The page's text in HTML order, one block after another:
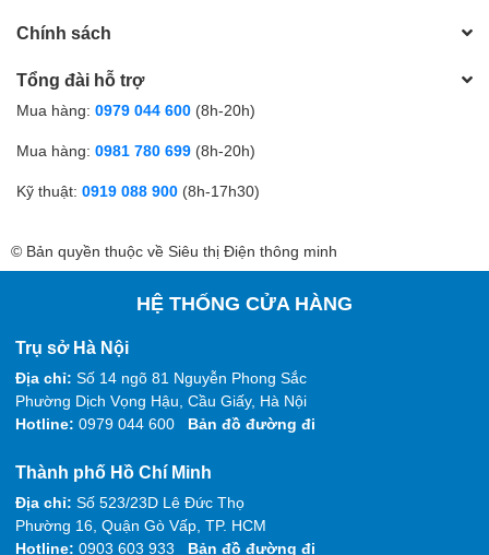
Chính sách
Tổng đài hỗ trợ
Mua hàng: 0979 044 600 (8h-20h)
Mua hàng: 0981 780 699 (8h-20h)
Kỹ thuật: 0919 088 900 (8h-17h30)
© Bản quyền thuộc về Siêu thị Điện thông minh
HỆ THỐNG CỬA HÀNG
Trụ sở Hà Nội
Địa chỉ: Số 14 ngõ 81 Nguyễn Phong Sắc
Phường Dịch Vọng Hậu, Cầu Giấy, Hà Nội
Hotline: 0979 044 600 Bản đồ đường đi
Thành phố Hồ Chí Minh
Địa chỉ: Số 523/23D Lê Đức Thọ
Phường 16, Quận Gò Vấp, TP. HCM
Hotline: 0903 603 933 Bản đồ đường đi